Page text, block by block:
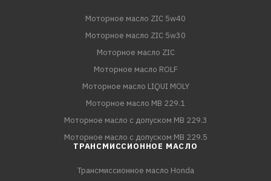
Моторное масло ZIC 5w40
Моторное масло ZIC 5w30
Моторное масло ZIC
Моторное масло ROLF
Моторное масло LIQUI MOLY
Моторное масло MB 229.1
Моторное масло с допуском MB 229.3
Моторное масло с допуском MB 229.5
ТРАНСМИССИОННОЕ МАСЛО
Трансмиссионное масло Honda